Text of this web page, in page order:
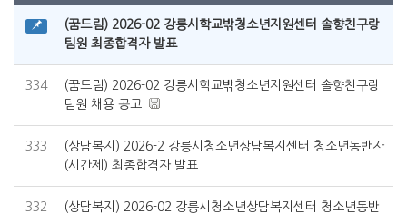
(꿈드림) 2026-02 강릉시학교밖청소년지원센터 솔향친구랑
팀원 최종합격자 발표
334
(꿈드림) 2026-02 강릉시학교밖청소년지원센터 솔향친구랑
팀원 채용 공고
333
(상담복지) 2026-2 강릉시청소년상담복지센터 청소년동반자
(시간제) 최종합격자 발표
332
(상담복지) 2026-02 강릉시청소년상담복지센터 청소년동반